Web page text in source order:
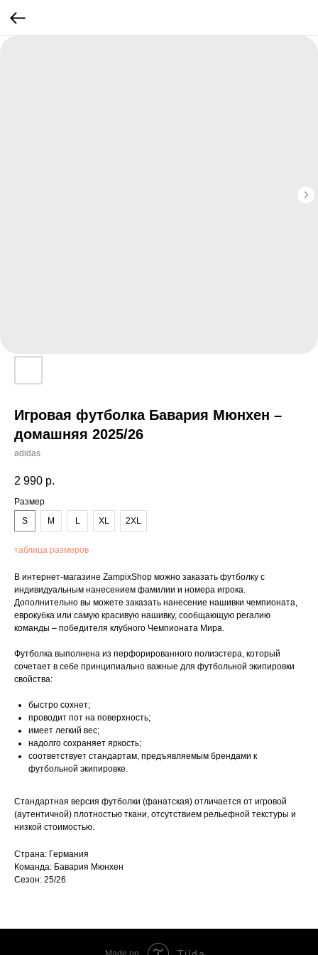
Игровая футболка Бавария Мюнхен –
домашняя 2025/26
adidas
2 990 р.
Размер
S
M L XL 2XL
таблица размеров
В интернет-магазине ZampixShop можно заказать футболку с
индивидуальным нанесением фамилии и номера игрока.
Дополнительно вы можете заказать нанесение нашивки чемпионата,
еврокубка или самую красивую нашивку, сообщающую регалию
команды – победителя клубного Чемпионата Мира.
Футболка выполнена из перфорированного полиэстера, который
сочетает в себе принципиально важные для футбольной экипировки
свойства:
быстро сохнет;
проводит пот на поверхность;
имеет легкий вес;
надолго сохраняет яркость;
соответствует стандартам, предъявляемым брендами к
футбольной экипировке.
Стандартная версия футболки (фанатская) отличается от игровой
(аутентичной) плотностью ткани, отсутствием рельефной текстуры и
низкой стоимостью.
Страна: Германия
Команда: Бавария Мюнхен
Сезон: 25/26